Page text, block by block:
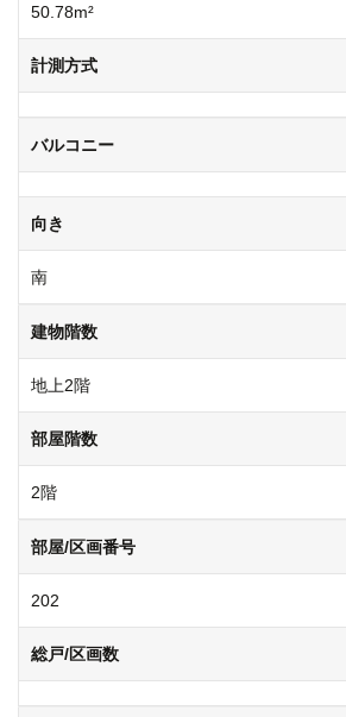
50.78m²
計測方式
バルコニー
向き
南
建物階数
地上2階
部屋階数
2階
部屋/区画番号
202
総戸/区画数